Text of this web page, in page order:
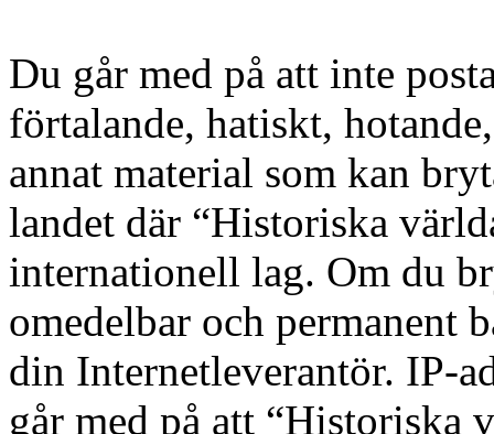
Du går med på att inte
förtalande, hatiskt,
annat material som kan
landet där “Historiska
internationell lag. Om du
omedelbar och permanent
din Internetleverantör. IP-
går med på att “Historiska